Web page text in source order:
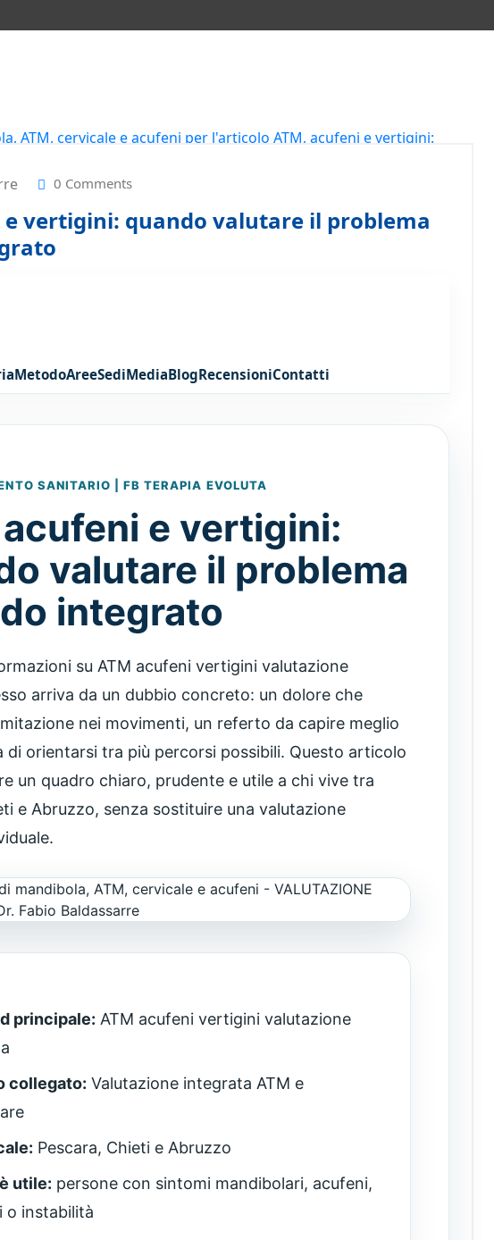
0 Comments
e vertigini: quando valutare il problema
MetodoAreeSediMediaBlogRecensioniContatti
SANITARIO | FB TERAPIA EVOLUTA
e vertigini:
valutare il problema
integrato
su ATM acufeni vertigini valutazione
arriva da un dubbio concreto: un dolore che
nei movimenti, un referto da capire meglio
di orientarsi tra più percorsi possibili. Questo articolo
un quadro chiaro, prudente e utile a chi vive tra
e Abruzzo, senza sostituire una valutazione
principale: ATM acufeni vertigini valutazione
collegato: Valutazione integrata ATM e
Pescara, Chieti e Abruzzo
utile: persone con sintomi mandibolari, acufeni,
o instabilità